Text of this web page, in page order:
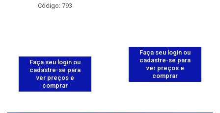
Código: 793
Faça seu login ou
cadastre-se para
ver preços e
comprar
Faça seu login ou
cadastre-se para
ver preços e
comprar